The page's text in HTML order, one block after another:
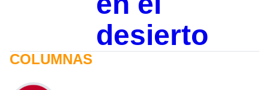
desierto
COLUMNAS